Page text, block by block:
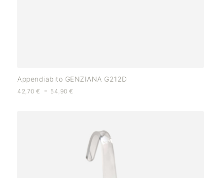
Appendiabito GENZIANA G212D
42,70 € - 54,90€